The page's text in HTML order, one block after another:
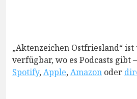
„Aktenzeichen Ostfriesland“
verfügbar, wo es Podcasts gibt
Spotify,Apple,Amazon oder